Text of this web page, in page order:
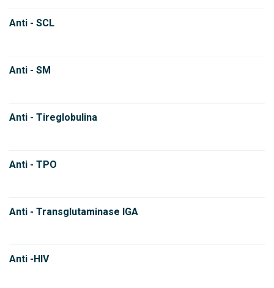
Anti - SCL
Anti - SM
Anti - Tireglobulina
Anti - TPO
Anti - Transglutaminase IGA
Anti -HIV